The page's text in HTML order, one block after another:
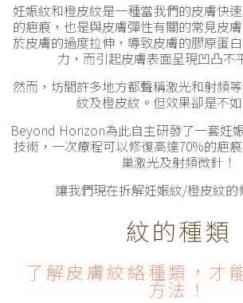
妊娠紋和橙皮紋是一種當我們的皮膚快
的疤痕，也是與皮膚彈性有關的常見皮
於皮膚的過度拉伸，導致皮膚的膠原蛋
力，而引起皮膚表面呈現凹凸不
然而，坊間許多地方都聲稱激光和射頻
紋及橙皮紋。但效果卻是不如
Beyond Horizon為此自主研發了一套妊
技術，一次療程可以修復高達70%的疤
巢激光及射頻微針！
讓我們現在拆解妊娠紋/橙皮紋的
紋的種類
了解皮膚紋絡種類，才
方法！